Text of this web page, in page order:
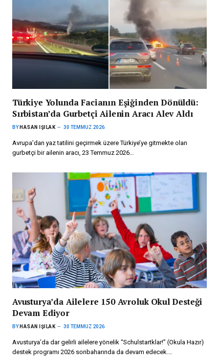
Türkiye Yolunda Facianın Eşiğinden Dönüldü:
Sırbistan’da Gurbetçi Ailenin Aracı Alev Aldı
BY HASAN IŞILAK 30 TEMMUZ 2026
Avrupa’dan yaz tatilini geçirmek üzere Türkiye’ye gitmekte olan
gurbetçi bir ailenin aracı, 23 Temmuz 2026…
Avusturya’da Ailelere 150 Avroluk Okul Desteği
Devam Ediyor
BY HASAN IŞILAK 30 TEMMUZ 2026
Avusturya’da dar gelirli ailelere yönelik “Schulstartklar!” (Okula Hazır)
destek programı 2026 sonbaharında da devam edecek.…